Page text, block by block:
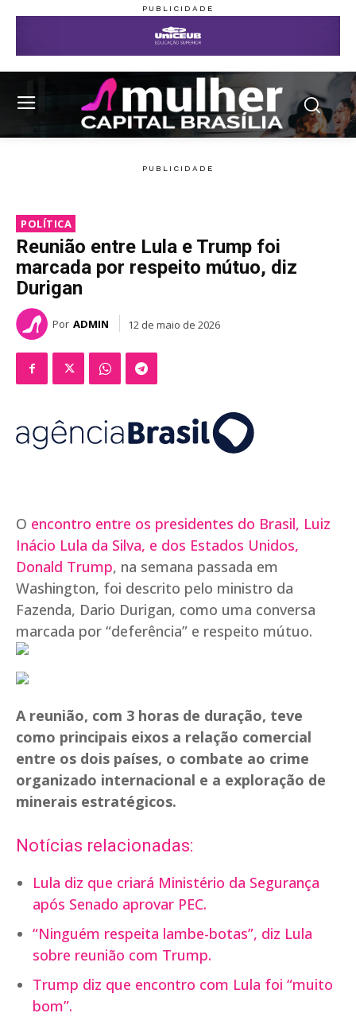
POLÍTICA
Reunião entre Lula e Trump foi
marcada por respeito mútuo, diz
Durigan
Por ADMIN 12 de maio de 2026
O encontro entre os presidentes do Brasil, Luiz
Inácio Lula da Silva, e dos Estados Unidos,
Donald Trump, na semana passada em
Washington, foi descrito pelo ministro da
Fazenda, Dario Durigan, como uma conversa
marcada por “deferência” e respeito mútuo.
A reunião, com 3 horas de duração, teve
como principais eixos a relação comercial
entre os dois países, o combate ao crime
organizado internacional e a exploração de
minerais estratégicos.
Notícias relacionadas:
Lula diz que criará Ministério da Segurança
após Senado aprovar PEC.
“Ninguém respeita lambe-botas”, diz Lula
sobre reunião com Trump.
Trump diz que encontro com Lula foi “muito
bom”.